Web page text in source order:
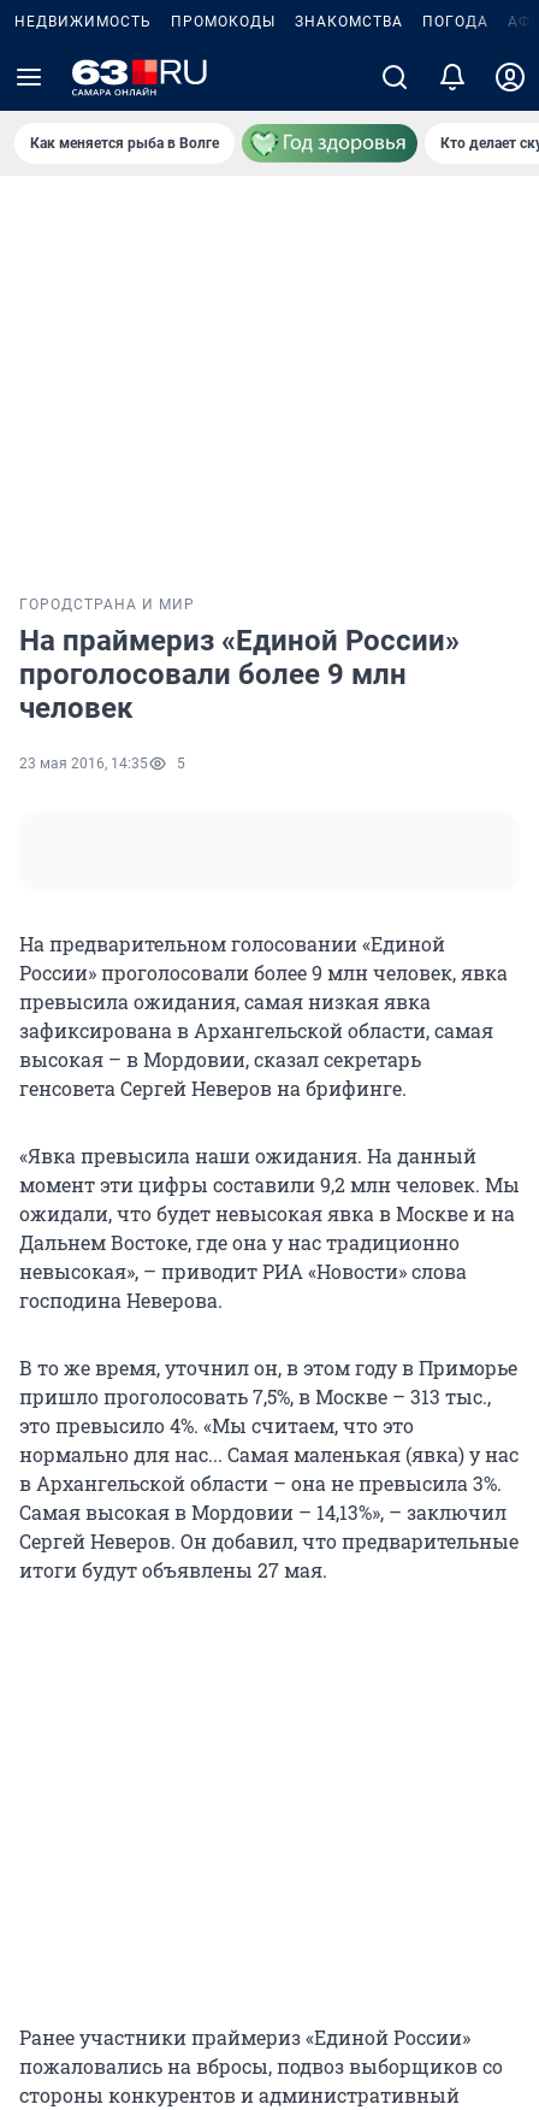
НЕДВИЖИМОСТЬ ПРОМОКОДЫ ЗНАКОМСТВА ПОГОДА
Как меняется рыба в Волге Кто делает
ГОРОДСТРАНА И МИР
На праймериз «Единой России»
проголосовали более 9 млн
человек
23 мая 2016, 14:35 5
На предварительном голосовании «Единой
России» проголосовали более 9 млн человек, явка
превысила ожидания, самая низкая явка
зафиксирована в Архангельской области, самая
высокая – в Мордовии, сказал секретарь
генсовета Сергей Неверов на брифинге.
«Явка превысила наши ожидания. На данный
момент эти цифры составили 9,2 млн человек. Мы
ожидали, что будет невысокая явка в Москве и на
Дальнем Востоке, где она у нас традиционно
невысокая», – приводит РИА «Новости» слова
господина Неверова.
В то же время, уточнил он, в этом году в Приморье
пришло проголосовать 7,5%, в Москве – 313 тыс.,
это превысило 4%. «Мы считаем, что это
нормально для нас... Самая маленькая (явка) у нас
в Архангельской области – она не превысила 3%.
Самая высокая в Мордовии – 14,13%», – заключил
Сергей Неверов. Он добавил, что предварительные
итоги будут объявлены 27 мая.
Ранее участники праймериз «Единой России»
пожаловались на вбросы, подвоз выборщиков со
стороны конкурентов и административный